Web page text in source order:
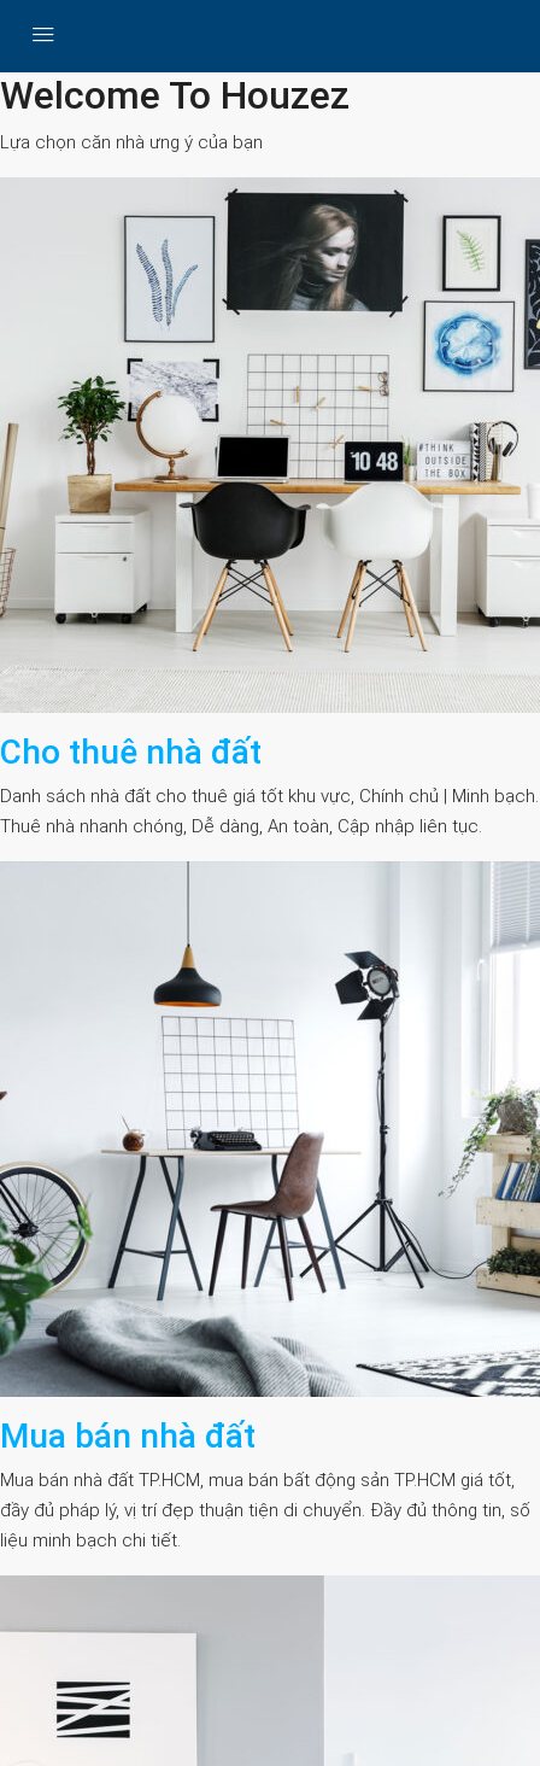
Search
Welcome To Houzez
Lựa chọn căn nhà ưng ý của bạn
Cho thuê nhà đất
Danh sách nhà đất cho thuê giá tốt khu vực, Chính chủ | Minh bạch.
Thuê nhà nhanh chóng, Dễ dàng, An toàn, Cập nhập liên tục.
Mua bán nhà đất
Mua bán nhà đất TP.HCM, mua bán bất động sản TP.HCM giá tốt,
đầy đủ pháp lý, vị trí đẹp thuận tiện di chuyển. Đầy đủ thông tin, số
liệu minh bạch chi tiết.